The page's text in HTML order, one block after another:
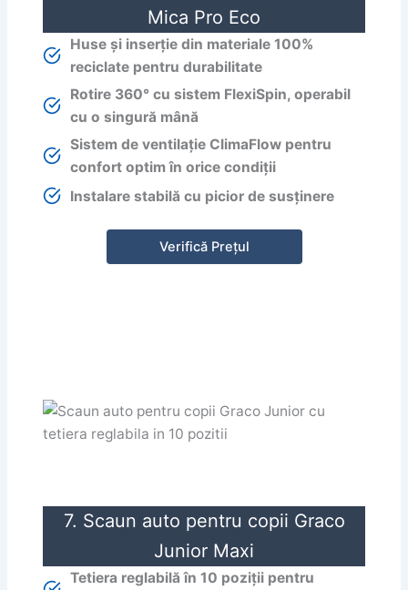
Mica Pro Eco
Huse și inserție din materiale 100%
reciclate pentru durabilitate
Rotire 360° cu sistem FlexiSpin, operabil
cu o singură mână
Sistem de ventilație ClimaFlow pentru
confort optim în orice condiții
Instalare stabilă cu picior de susținere
Verifică Prețul
7. Scaun auto pentru copii Graco
Junior Maxi
Tetiera reglabilă în 10 poziții pentru